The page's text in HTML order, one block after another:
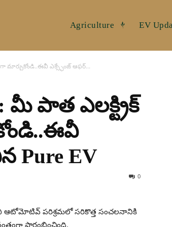
Agriculture EV
మార్చుకోండి..ఈవీ ఎక్స్ఛేంజ్ ఆఫర్...
: మీ పాత ఎలక్ట్రిక్
Pure EV
0
ఆటోమోటివ్ పరిశ్రమలో సరికొత్త సంచలనానికి
ప్రారంభించింది.